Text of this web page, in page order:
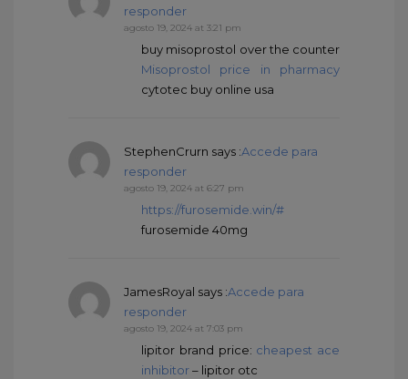
responder
agosto 19, 2024 at 3:21 pm
buy misoprostol over the counter
Misoprostol price in pharmacy
cytotec buy online usa
StephenCrurn says :Accede para
responder
agosto 19, 2024 at 6:27 pm
https://furosemide.win/#
furosemide 40mg
JamesRoyal says :Accede para
responder
agosto 19, 2024 at 7:03 pm
lipitor brand price: cheapest ace
inhibitor– lipitor otc